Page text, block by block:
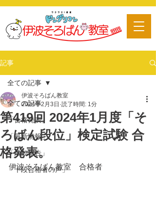
記事
全ての記事
「合格発表」
「最新情報」
「活動報告」
「十段合格者の声」
全ての記事
第419回 2024年1月度「そ
ろばん段位」検定試験 合
格発表。
伊波そろばん教室
2024年2月3日 読了時間: 1分
伊波そろばん教室　合格者